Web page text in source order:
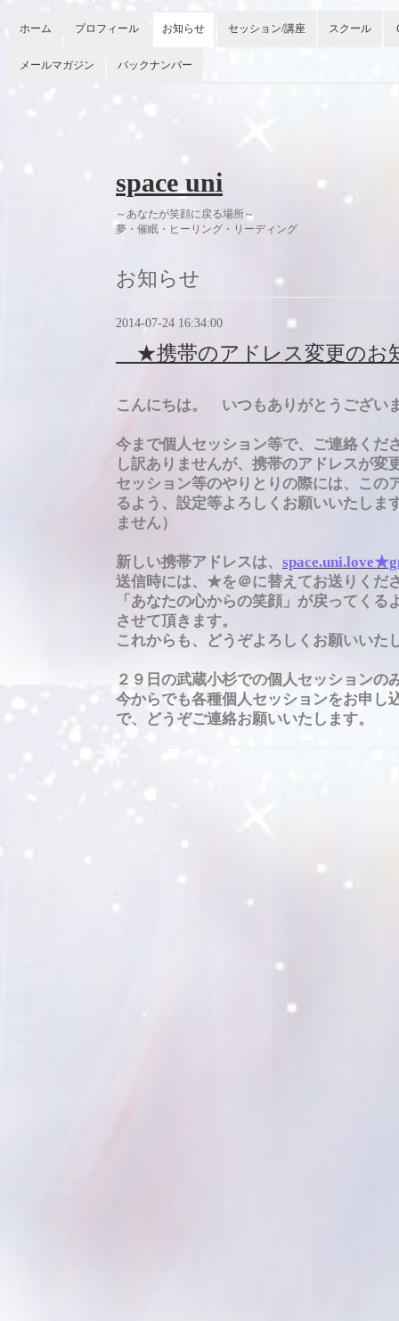
ホーム プロフィール お知らせ セッション/講座 スクール
メールマガジン バックナンバー
space uni
～あなたが笑顔に戻る場所～
夢・催眠・ヒーリング・リーディング 今
お知らせ
2014-07-24 16:34:00
★携帯のアドレス変更のお
こんにちは。 いつもありがとうござい
今まで個人セッション等で、ご連絡くだ
し訳ありませんが、携帯のアドレスが変
セッション等のやりとりの際には、この
るよう、設定等よろしくお願いいたし
ません）
新しい携帯アドレスは、
送信時には、★を＠に替えてお送りくだ
「あなたの心からの笑顔」が戻ってくる
させて頂きます。
これからも、どうぞよろしくお願いいた
２９日の武蔵小杉での個人セッションの
今からでも各種個人セッションをお申し
で、どうぞご連絡お願いいたします。